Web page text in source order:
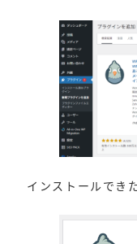
インストールでき